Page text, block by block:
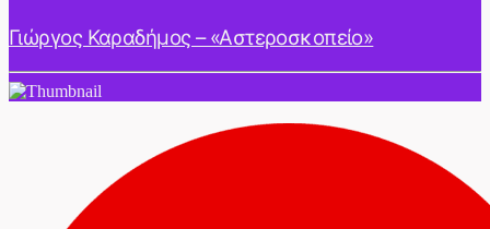
Γιώργος Καραδήμος – «Αστεροσκοπείο»